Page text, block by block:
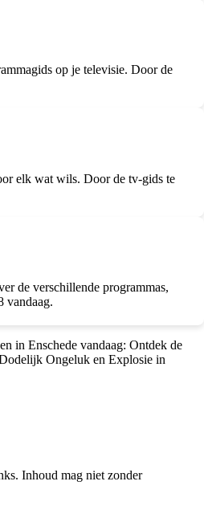
op je televisie. Door de
elk wat wils. Door de tv-gids te
de verschillende programmas,
vandaag.
in Enschede vandaag: Ontdek de
Ongeluk en Explosie in
Inhoud mag niet zonder